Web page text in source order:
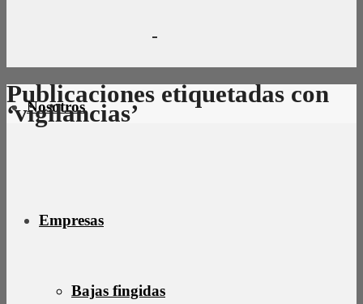
Nosotros
Empresas
Bajas fingidas
Publicaciones etiquetadas con
‘vigilancias’